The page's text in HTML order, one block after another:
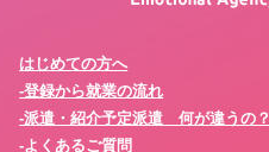
はじめての方へ
-登録から就業の流れ
-派遣・紹介予定派遣 何が違うの？
-よくあるご質問